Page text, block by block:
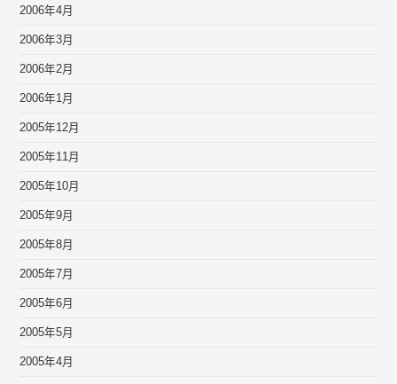
2006年4月
2006年3月
2006年2月
2006年1月
2005年12月
2005年11月
2005年10月
2005年9月
2005年8月
2005年7月
2005年6月
2005年5月
2005年4月